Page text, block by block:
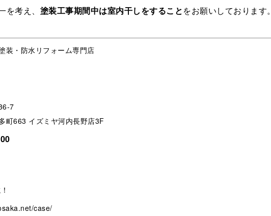
考え、 塗装工事期間中は室内干しをすることをお願いしております。
装・防水リフォーム専門店
7
町663 イズミヤ河内長野店3F
case/